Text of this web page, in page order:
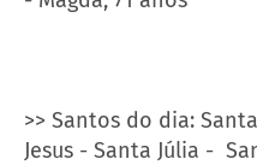
>> Santos do dia:
Jesus - Santa Júlia -